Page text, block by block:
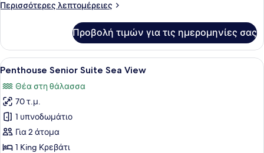
Bungalow
View,
Private
Pool
Περισσότερες λεπτομέρειες
Περισσότερες
Family
Bungalow
Sea
Private
Pool
Προβολή τιμών για τις ημερομηνίες σας
Προβολή
όλων
των
φωτογραφιών
για
Penthouse
Senior
Ένα δωμάτιο ξενοδοχείου με
6
Penthouse Senior Suite Sea View
Θέα στη θάλασσα
70 τ.μ.
1 υπνοδωμάτιο
Για 2 άτομα
1 King Κρεβάτι